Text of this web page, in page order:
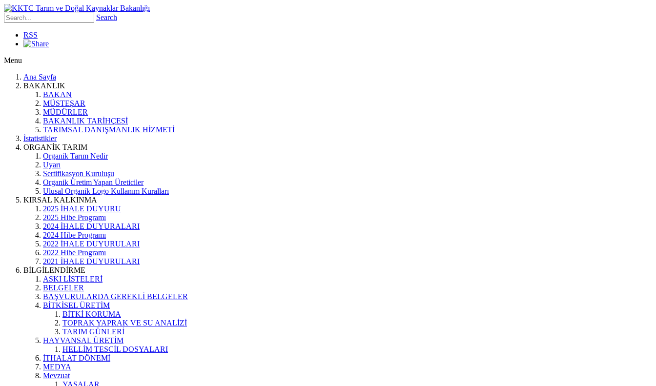
Search
RSS
Menu
Ana Sayfa
BAKANLIK
BAKAN
MÜSTEŞAR
MÜDÜRLER
BAKANLIK TARİHÇESİ
TARIMSAL DANIŞMANLIK HİZMETİ
İstatistikler
ORGANİK TARIM
Organik Tarım Nedir
Uyarı
Sertifikasyon Kuruluşu
Organik Üretim Yapan Üreticiler
Ulusal Organik Logo Kullanım Kuralları
KIRSAL KALKINMA
2025 İHALE DUYURU
2025 Hibe Programı
2024 İHALE DUYURALARI
2024 Hibe Programı
2022 İHALE DUYURULARI
2022 Hibe Programı
2021 İHALE DUYURULARI
BİLGİLENDİRME
ASKI LİSTELERİ
BELGELER
BAŞVURULARDA GEREKLİ BELGELER
BİTKİSEL ÜRETİM
BİTKİ KORUMA
TOPRAK YAPRAK VE SU ANALİZİ
TARIM GÜNLERİ
HAYVANSAL ÜRETİM
HELLİM TESCİL DOSYALARI
İTHALAT DÖNEMİ
MEDYA
Mevzuat
YASALAR